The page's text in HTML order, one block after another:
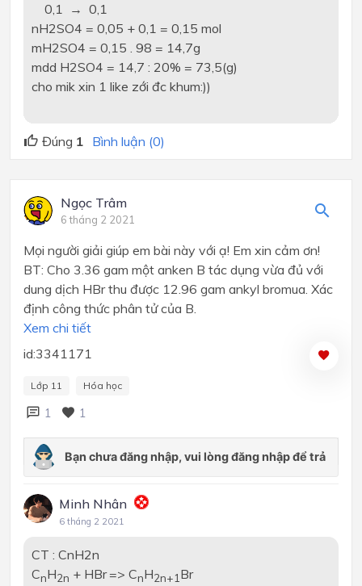
0,1 → 0,1
nH2SO4 = 0,05 + 0,1 = 0,15 mol
mH2SO4 = 0,15 . 98 = 14,7g
mdd H2SO4 = 14,7 : 20% = 73,5(g)
cho mik xin 1 like zới đc khum:))
Đúng 1 Bình luận (0)
Ngọc Trâm
6 tháng 2 2021
Mọi người giải giúp em bài này với ạ! Em xin cảm ơn!
BT: Cho 3.36 gam một anken B tác dụng vừa đủ với
dung dịch HBr thu được 12.96 gam ankyl bromua. Xác
định công thức phân tử của B.
Xem chi tiết
id:3341171
Lớp 11 Hóa học
1 1
Minh Nhân
6 tháng 2 2021
CT : CnH2n
CnH2n + HBr => CnH2n+1 Br